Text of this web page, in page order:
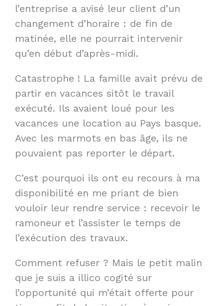
l’entreprise a avisé leur client d’un
changement d’horaire : de fin de
matinée, elle ne pourrait intervenir
qu’en début d’après-midi.
Catastrophe ! La famille avait prévu de
partir en vacances sitôt le travail
exécuté. Ils avaient loué pour les
vacances une location au Pays basque.
Avec les marmots en bas âge, ils ne
pouvaient pas reporter le départ.
C’est pourquoi ils ont eu recours à ma
disponibilité en me priant de bien
vouloir leur rendre service : recevoir le
ramoneur et l’assister le temps de
l’exécution des travaux.
Comment refuser ? Mais le petit malin
que je suis a illico cogité sur
l’opportunité qui m’était offerte pour